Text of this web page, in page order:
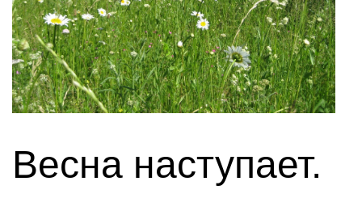
Весна наступает.